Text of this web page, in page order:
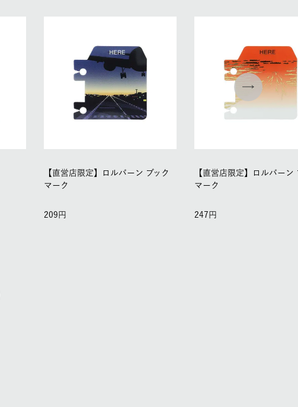
【直営店限定】ロルバーン ブック
マーク
209
【直営店限定】ロルバーン
マーク
247